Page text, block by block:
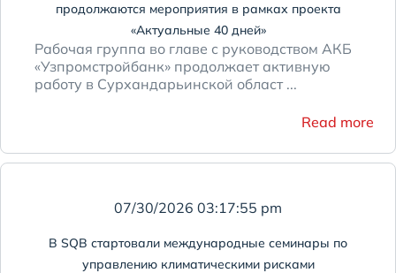
продолжаются мероприятия в рамках проекта
«Актуальные 40 дней»
Рабочая группа во главе с руководством АКБ
«Узпромстройбанк» продолжает активную
работу в Сурхандарьинской област ...
Read more
07/30/2026 03:17:55 pm
В SQB стартовали международные семинары по
управлению климатическими рисками